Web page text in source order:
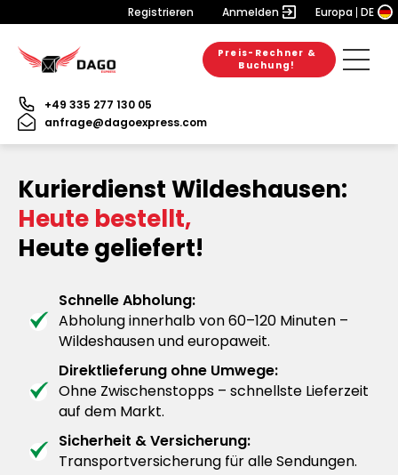
Registrieren Anmelden Europa DE
Preis-Rechner &
Buchung!
+49 335 277 130 05
anfrage@dagoexpress.com
Kurierdienst Wildeshausen:
Heute bestellt,
Heute geliefert!
Schnelle Abholung:
Abholung innerhalb von 60–120 Minuten –
Wildeshausen und europaweit.
Direktlieferung ohne Umwege:
Ohne Zwischenstopps – schnellste Lieferzeit
auf dem Markt.
Sicherheit & Versicherung:
Transportversicherung für alle Sendungen.